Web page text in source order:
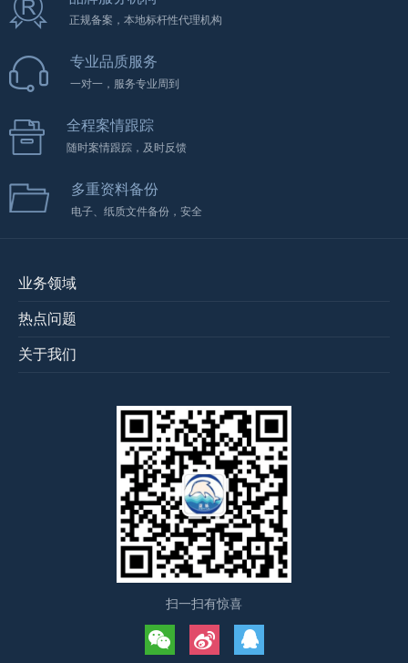
正规备案，本地标杆性代理机构
专业品质服务
一对一，服务专业周到
全程案情跟踪
随时案情跟踪，及时反馈
多重资料备份
电子、纸质文件备份，安全
业务领域
热点问题
关于我们
扫一扫有惊喜